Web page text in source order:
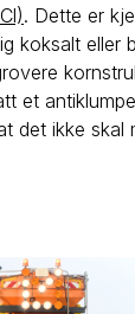
. Dette er
koksalt eller
et
det ikke skal